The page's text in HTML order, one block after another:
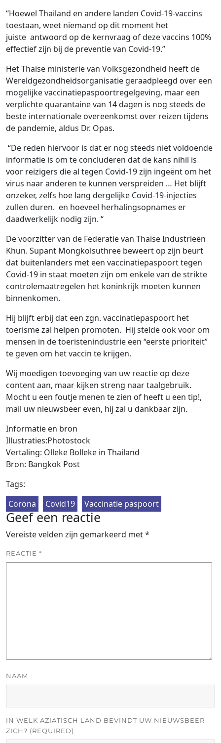
“Hoewel Thailand en andere landen Covid-19-vaccins
toestaan, weet niemand op dit moment het
juiste antwoord op de kernvraag of deze vaccins 100%
effectief zijn bij de preventie van Covid-19.”
Het Thaise ministerie van Volksgezondheid heeft de
Wereldgezondheidsorganisatie geraadpleegd over een
mogelijke vaccinatiepaspoortregelgeving, maar een
verplichte quarantaine van 14 dagen is nog steeds de
beste internationale overeenkomst over reizen tijdens
de pandemie, aldus Dr. Opas.
“De reden hiervoor is dat er nog steeds niet voldoende
informatie is om te concluderen dat de kans nihil is
voor reizigers die al tegen Covid-19 zijn ingeënt om het
virus naar anderen te kunnen verspreiden … Het blijft
onzeker, zelfs hoe lang dergelijke Covid-19-injecties
zullen duren. en hoeveel herhalingsopnames er
daadwerkelijk nodig zijn. “
De voorzitter van de Federatie van Thaise Industrieën
Khun. Supant Mongkolsuthree beweert op zijn beurt
dat buitenlanders met een vaccinatiepaspoort tegen
Covid-19 in staat moeten zijn om enkele van de strikte
controlemaatregelen het koninkrijk moeten kunnen
binnenkomen.
Hij blijft erbij dat een zgn. vaccinatiepaspoort het
toerisme zal helpen promoten. Hij stelde ook voor om
mensen in de toeristenindustrie een “eerste prioriteit”
te geven om het vaccin te krijgen.
Wij moedigen toevoeging van uw reactie op deze
content aan, maar kijken streng naar taalgebruik.
Mocht u een foutje menen te zien of heeft u een tip!,
mail uw nieuwsbeer even, hij zal u dankbaar zijn.
Informatie en bron
Illustraties:Photostock
Vertaling: Olleke Bolleke in Thailand
Bron: Bangkok Post
Tags:
Corona
Covid19 Vaccinatie paspoort
Geef een reactie
Vereiste velden zijn gemarkeerd met*
REACTIE *
NAAM
IN WELK AZIATISCH LAND BEVINDT UW NIEUWSBEER
ZICH? (REQUIRED)